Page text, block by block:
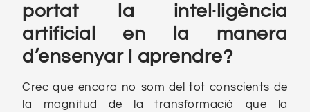
portat la intel·ligència
artificial en la manera
d’ensenyar i aprendre?
Crec que encara no som del tot conscients de
la magnitud de la transformació que la